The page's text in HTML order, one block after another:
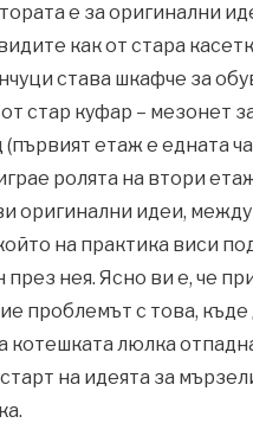
е за оригинални
как от стара
става шкафче за
от стар куфар – мезонет
етаж е едната
ролята на втори
оригинални идеи,
на практика виси
през нея. Ясно ви е, че
проблемът с това, къде
котешката люлка
на идеята за